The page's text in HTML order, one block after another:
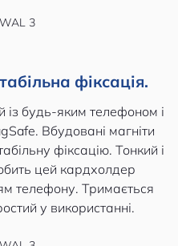
фіксація.
із будь-яким телефоном і
Вбудовані магніти
фіксацію. Тонкий і
цей кардхолдер
телефону. Тримається
у використанні.